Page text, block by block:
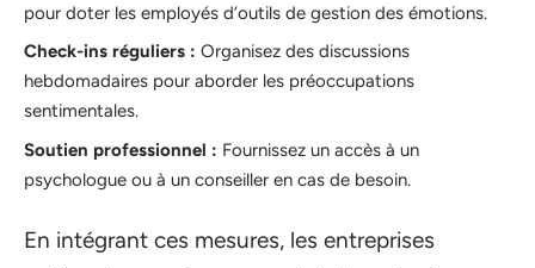
pour doter les employés d’outils de gestion des émotions.
Check-ins réguliers : Organisez des discussions
hebdomadaires pour aborder les préoccupations
sentimentales.
Soutien professionnel : Fournissez un accès à un
psychologue ou à un conseiller en cas de besoin.
En intégrant ces mesures, les entreprises